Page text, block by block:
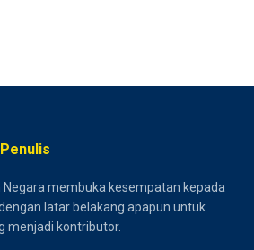
Negara membuka kesempatan kepada
latar belakang apapun untuk
menjadi kontributor.